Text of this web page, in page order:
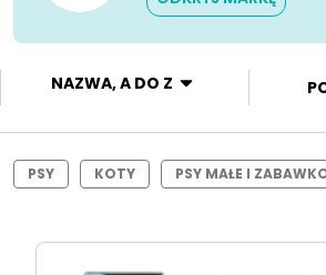
NAZWA, A DO Z
PSY KOTY PSY MAŁE I